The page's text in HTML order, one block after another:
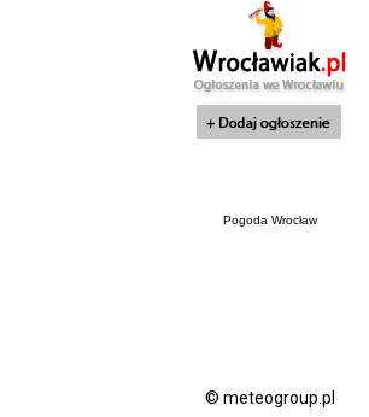
Pogoda Wrocław
© meteogroup.pl